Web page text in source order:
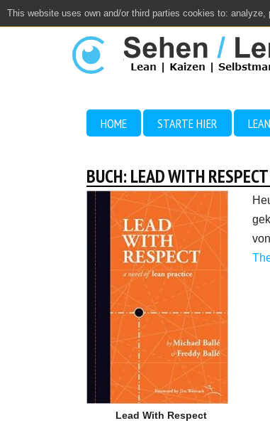
This website uses own and/or third parties cookies to:Close
HOME STARTE HIER
BUCH: LEAD WITH RESPECT
Lead With Respect